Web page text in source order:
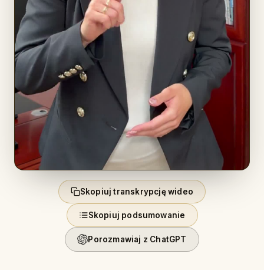
Skopiuj transkrypcję wideo
Skopiuj podsumowanie
Porozmawiaj z ChatGPT